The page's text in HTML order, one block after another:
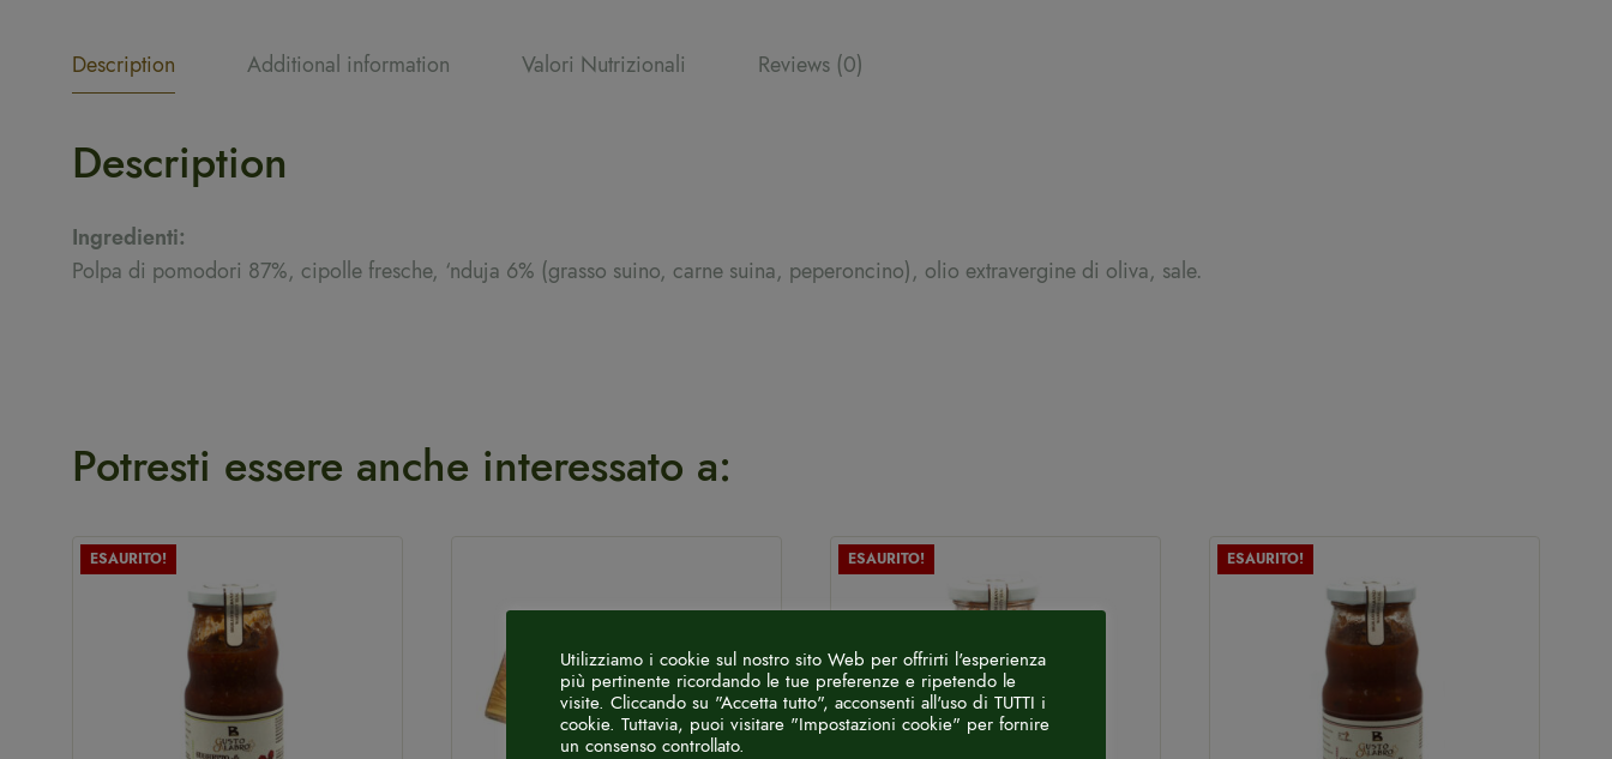
Description Additional information Valori Nutrizionali Reviews (0)
Description
Ingredienti:
Polpa di pomodori 87%, cipolle fresche, ‘nduja 6% (grasso suino, carne suina, peperoncino), olio extravergine di oliva, sale.
Potresti essere anche interessato a:
ESAURITO! ESAURITO! ESAURITO!
Utilizziamo i cookie sul nostro sito Web per offrirti l'esperienza
più pertinente ricordando le tue preferenze e ripetendo le
visite. Cliccando su "Accetta tutto", acconsenti all'uso di TUTTI i
cookie. Tuttavia, puoi visitare "Impostazioni cookie" per fornire
un consenso controllato.